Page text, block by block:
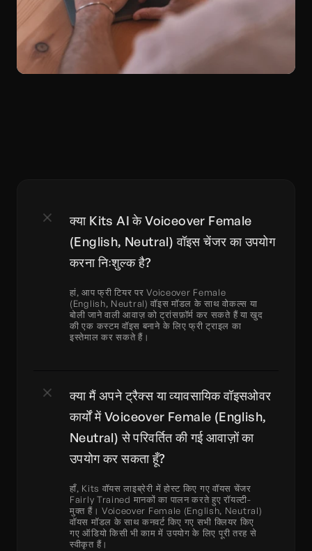
क्या Kits AI के Voiceover Female
(English, Neutral) वॉइस चेंजर का उपयोग
करना निःशुल्क है?
हां, आप फ्री टियर पर Voiceover Female
(English, Neutral) वॉइस मॉडल के साथ वोकल्स या
बोली जाने वाली आवाज़ को ट्रांसफ़ॉर्म कर सकते हैं या खुद
की एक कस्टम वॉइस बनाने के लिए फ्री ट्राइल का
इस्तेमाल कर सकते हैं।
क्या मैं अपने ट्रैक्स या व्यावसायिक वॉइसओवर
कार्यों में Voiceover Female (English,
Neutral) से परिवर्तित की गई आवाज़ों का
उपयोग कर सकता हूँ?
हाँ, Kits वॉयस लाइब्रेरी में होस्ट किए गए वॉयस चेंजर
Fairly Trained मानकों का पालन करते हुए रॉयल्टी-
मुक्त हैं। Voiceover Female (English, Neutral)
वॉयस मॉडल के साथ कनवर्ट किए गए सभी क्लियर किए
गए ऑडियो किसी भी काम में उपयोग के लिए पूरी तरह से
स्वीकृत हैं।